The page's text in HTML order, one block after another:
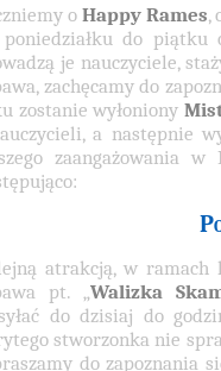
o Happy Rames,
do piątku
je nauczyciele,
zachęcamy do
zostanie wyłoniony
a następnie
zaangażowania
atrakcją, w ramach
pt. „Walizka
do dzisiaj do
stworzonka nie
do zapoznania